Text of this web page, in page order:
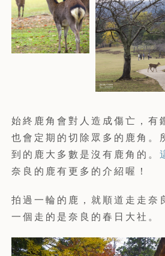
始終鹿角會對人造成傷亡，有
也會定期的切除眾多的鹿角。
到的鹿大多數是沒有鹿角的。
奈良的鹿有更多的介紹喔！
拍過一輪的鹿，就順道走走奈
一個走的是奈良的春日大社。